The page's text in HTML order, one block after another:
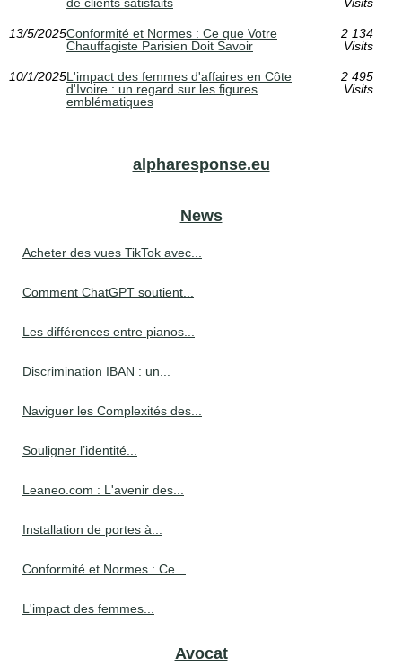
de clients satisfaits Visits
13/5/2025Conformité et Normes : Ce que Votre
Chauffagiste Parisien Doit Savoir
2 134
Visits
10/1/2025L'impact des femmes d'affaires en Côte
d'Ivoire : un regard sur les figures
emblématiques
2 495
Visits
alpharesponse.eu
News
Acheter des vues TikTok avec...
Comment ChatGPT soutient...
Les différences entre pianos...
Discrimination IBAN : un...
Naviguer les Complexités des...
Souligner l’identité...
Leaneo.com : L'avenir des...
Installation de portes à...
Conformité et Normes : Ce...
L'impact des femmes...
Avocat